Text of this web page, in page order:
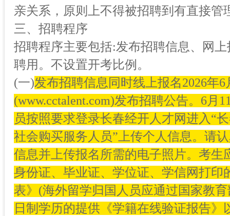
亲关系，原则上不得被招聘到有直接
三、招聘程序
招聘程序主要包括:发布招聘信息、网
聘用。不设置开考比例。
(一)发布招聘信息同时线上报名2026年
(www.cctalent.com)发布招聘公告。6月
员按照要求登录长春经开人才网进入“
社会购买服务人员”上传个人信息。请
信息并上传报名所需的电子照片。考
身份证、毕业证、学位证、学信网打
表》(海外留学归国人员应通过国家教
日制学历的提供《学籍在线验证报告